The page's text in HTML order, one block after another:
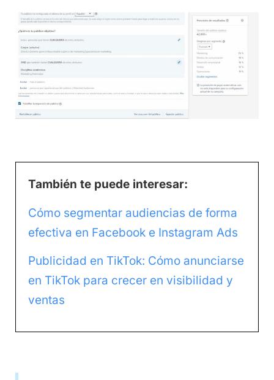
También te puede interesar:
Cómo segmentar audiencias de forma
efectiva en Facebook e Instagram Ads
Publicidad en TikTok: Cómo anunciarse
en TikTok para crecer en visibilidad y
ventas